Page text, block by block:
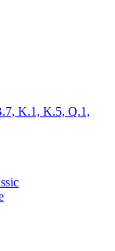
K.1, K.5, Q.1,